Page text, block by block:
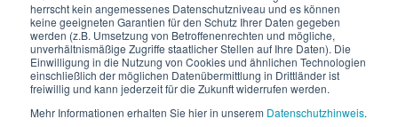
herrscht kein angemessenes Datenschutzniveau und es können
keine geeigneten Garantien für den Schutz Ihrer Daten gegeben
werden (z.B. Umsetzung von Betroffenenrechten und mögliche,
unverhältnismäßige Zugriffe staatlicher Stellen auf Ihre Daten). Die
Einwilligung in die Nutzung von Cookies und ähnlichen Technologien
einschließlich der möglichen Datenübermittlung in Drittländer ist
freiwillig und kann jederzeit für die Zukunft widerrufen werden.
Mehr Informationen erhalten Sie hier in unserem Datenschutzhinweis.
Schwangerschaft